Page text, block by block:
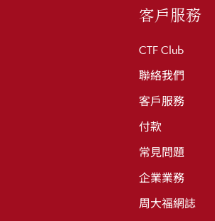
客戶服務
CTF Club
聯絡我們
客戶服務
付款
常見問題
企業業務
周大福網誌